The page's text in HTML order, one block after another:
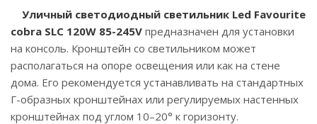
Уличный светодиодный светильник Led Favourite
cobra SLC 120W 85-245V предназначен для установки
на консоль. Кронштейн со светильником может
располагаться на опоре освещения или как на стене
дома. Его рекомендуется устанавливать на стандартных
Г-образных кронштейнах или регулируемых настенных
кронштейнах под углом 10–20° к горизонту.